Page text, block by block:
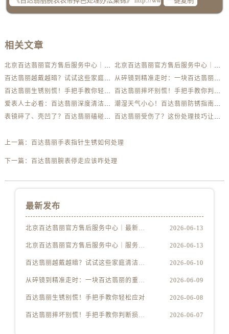
相关文章
北京百达翡丽官方售后服务中心｜最新电话及地址权威信息公示（2026年6月最新）
北京百达翡丽官方售后服务中心｜服务热线及办公地址权威信息公示（2026年6月最新）
百达翡丽越戴越暗？试试这些家庭清洁妙招
从碎镜到精准走时：一块百达翡丽的重生之路
百达翡丽生锈别慌！手把手教你轻松应对
百达翡丽摔坏别慌！手把手教你判断损伤程度
爱表人士必看：百达翡丽深度清洁与日常养护全解析
潮湿天气小心！百达翡丽防锈指南助你安心佩戴
表镜碎了、壳凹了？百达翡丽磕碰急救指南来了
百达翡丽受伤了？这份处理技巧让你省下大几千
上一篇： 百达翡丽手表指针生锈如何处理
下一篇： 百达翡丽腕表停走应该咋处理
最新发布
北京百达翡丽官方售后服务中心｜最新电话及地址权威信息公示（2026年6月最新） 2026-06-13
北京百达翡丽官方售后服务中心｜服务热线及办公地址权威信息公示（2026年6月最新） 2026-06-13
百达翡丽越戴越暗？试试这些家庭清洁妙招 2026-06-10
从碎镜到精准走时：一块百达翡丽的重生之路 2026-06-09
百达翡丽生锈别慌！手把手教你轻松应对 2026-06-08
百达翡丽摔坏别慌！手把手教你判断损伤程度 2026-06-07